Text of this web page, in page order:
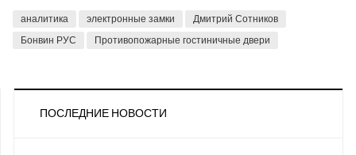
аналитика электронные замки
Дмитрий Сотников
Бонвин РУС
Противопожарные гостиничные двери
ПОСЛЕДНИЕ НОВОСТИ